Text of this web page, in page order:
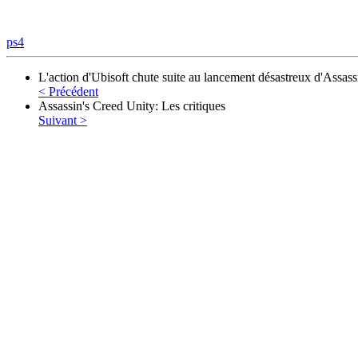
ps4
L'action d'Ubisoft chute suite au lancement désastreux
< Précédent
Assassin's Creed Unity: Les critiques
Suivant >